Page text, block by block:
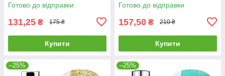
Готово до відправки
131,25 ₴ 175 ₴
Купити
Готово до відправки
157,50 ₴ 210 ₴
Купити
–25% –25%